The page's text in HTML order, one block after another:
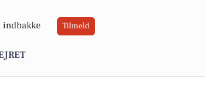
Tilmeld